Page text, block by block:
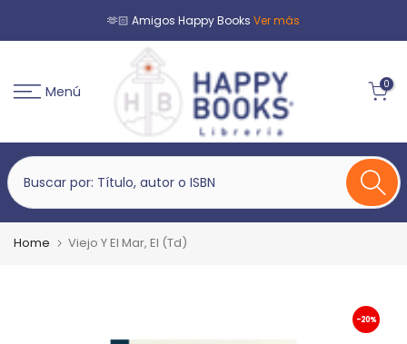
🫶🏻 Amigos Happy Books Ver más
Menú 0
Home Viejo Y El Mar, El (Td)
-20%